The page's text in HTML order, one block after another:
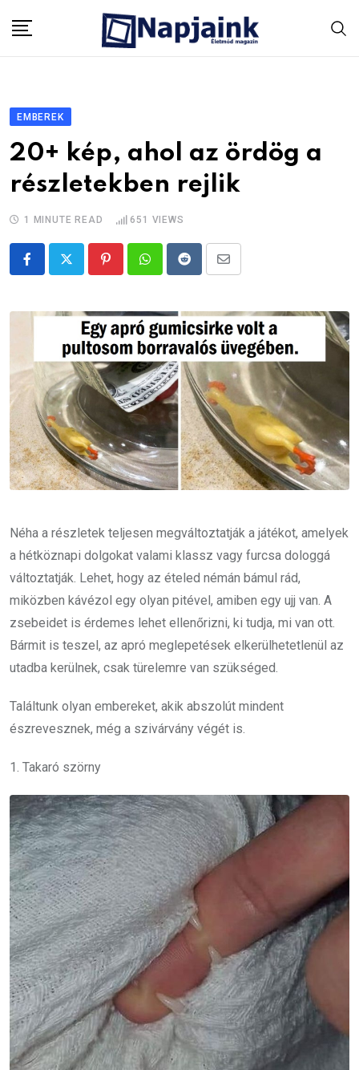
EMBEREK
20+ kép, ahol az ördög a
részletekben rejlik
1 MINUTE READ 651 VIEWS
PinterestWhatsappRedditShare
Email
Néha a részletek teljesen megváltoztatják a játékot, amelyek
a hétköznapi dolgokat valami klassz vagy furcsa dologgá
változtatják. Lehet, hogy az ételed némán bámul rád,
miközben kávézol egy olyan pitével, amiben egy ujj van. A
zsebeidet is érdemes lehet ellenőrizni, ki tudja, mi van ott.
Bármit is teszel, az apró meglepetések elkerülhetetlenül az
utadba kerülnek, csak türelemre van szükséged.
Találtunk olyan embereket, akik abszolút mindent
észrevesznek, még a szivárvány végét is.
1. Takaró szörny